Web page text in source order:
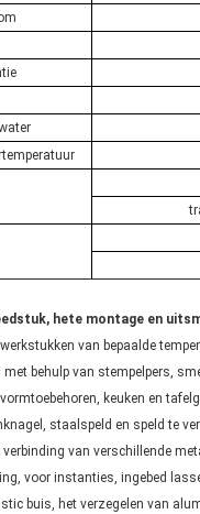
hete montage en
van bepaalde
behulp van stempelpers,
keuken en
staalspeld en speld te
van verschillende
voor instanties, ingebed
buis, het verzegelen van